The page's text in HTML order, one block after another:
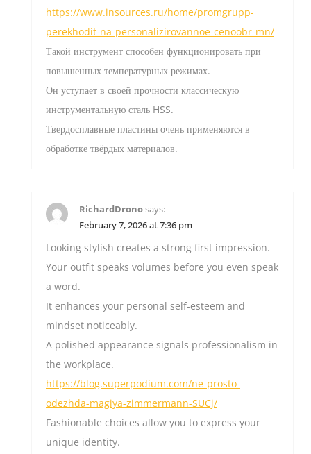
https://www.insources.ru/home/promgrupp-
perekhodit-na-personalizirovannoe-cenoobr-mn/
Такой инструмент способен функционировать при
повышенных температурных режимах.
Он уступает в своей прочности классическую
инструментальную сталь HSS.
Твердосплавные пластины очень применяются в
обработке твёрдых материалов.
RichardDronosays:
February 7, 2026 at 7:36 pm
Looking stylish creates a strong first impression.
Your outfit speaks volumes before you even speak
a word.
It enhances your personal self-esteem and
mindset noticeably.
A polished appearance signals professionalism in
the workplace.
https://blog.superpodium.com/ne-prosto-
odezhda-magiya-zimmermann-SUCj/
Fashionable choices allow you to express your
unique identity.